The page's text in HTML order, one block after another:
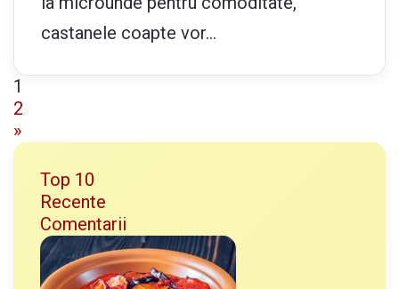
castanele coapte vor…
1
2
»
Top 10
Recente
Comentarii